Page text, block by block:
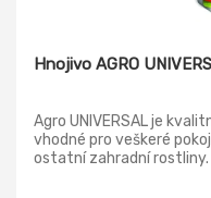
Hnojivo AGRO
Agro UNIVERSAL je
vhodné pro veškeré
ostatní zahradní